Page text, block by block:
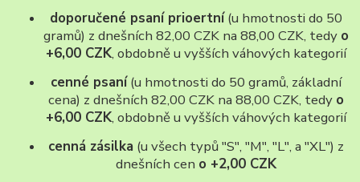
doporučené psaní prioertní(u hmotnosti do 50
gramů) z dnešních 82,00 CZK na 88,00 CZK, tedy o
+6,00 CZK, obdobně u vyšších váhových kategorií
cenné psaní(u hmotnosti do 50 gramů, základní
cena) z dnešních 82,00 CZK na 88,00 CZK, tedy o
+6,00 CZK, obdobně u vyšších váhových kategorií
cenná zásilka (u všech typů "S", "M", "L", a "XL") z
dnešních cen o +2,00 CZK